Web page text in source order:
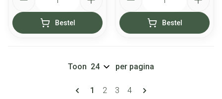
Bestel Bestel
Pagina's
U lees momenteel pagina
1 Pagina
2 Pagina
3 Pagina
4
Toon per pagina